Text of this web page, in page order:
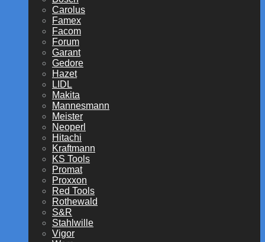
Carolus
Famex
Facom
Forum
Garant
Gedore
Hazet
LIDL
Makita
Mannesmann
Meister
Neoperl
Hitachi
Kraftmann
KS Tools
Promat
Proxxon
Red Tools
Rothewald
S&R
Stahlwille
Vigor